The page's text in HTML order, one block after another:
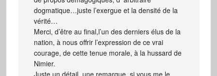
dogmatique…juste l’exergue et la densité de la
vérité…
Merci, d’être au final,l’un des derniers élus de la
nation, à nous offrir l’expression de ce vrai
courage, de cette tenue morale, à la hussard de
Nimier.
Juste un détail, une remarque, si vous me le